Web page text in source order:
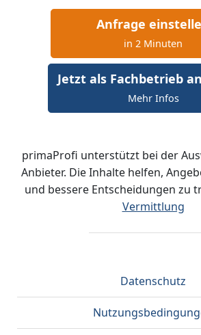
Anfrage
in 2 Minuten
Jetzt als Fachbetrieb
Mehr Infos
primaProfi unterstützt bei der
Anbieter. Die Inhalte helfen,
und bessere Entscheidungen zu
Vermittlung
Datenschutz